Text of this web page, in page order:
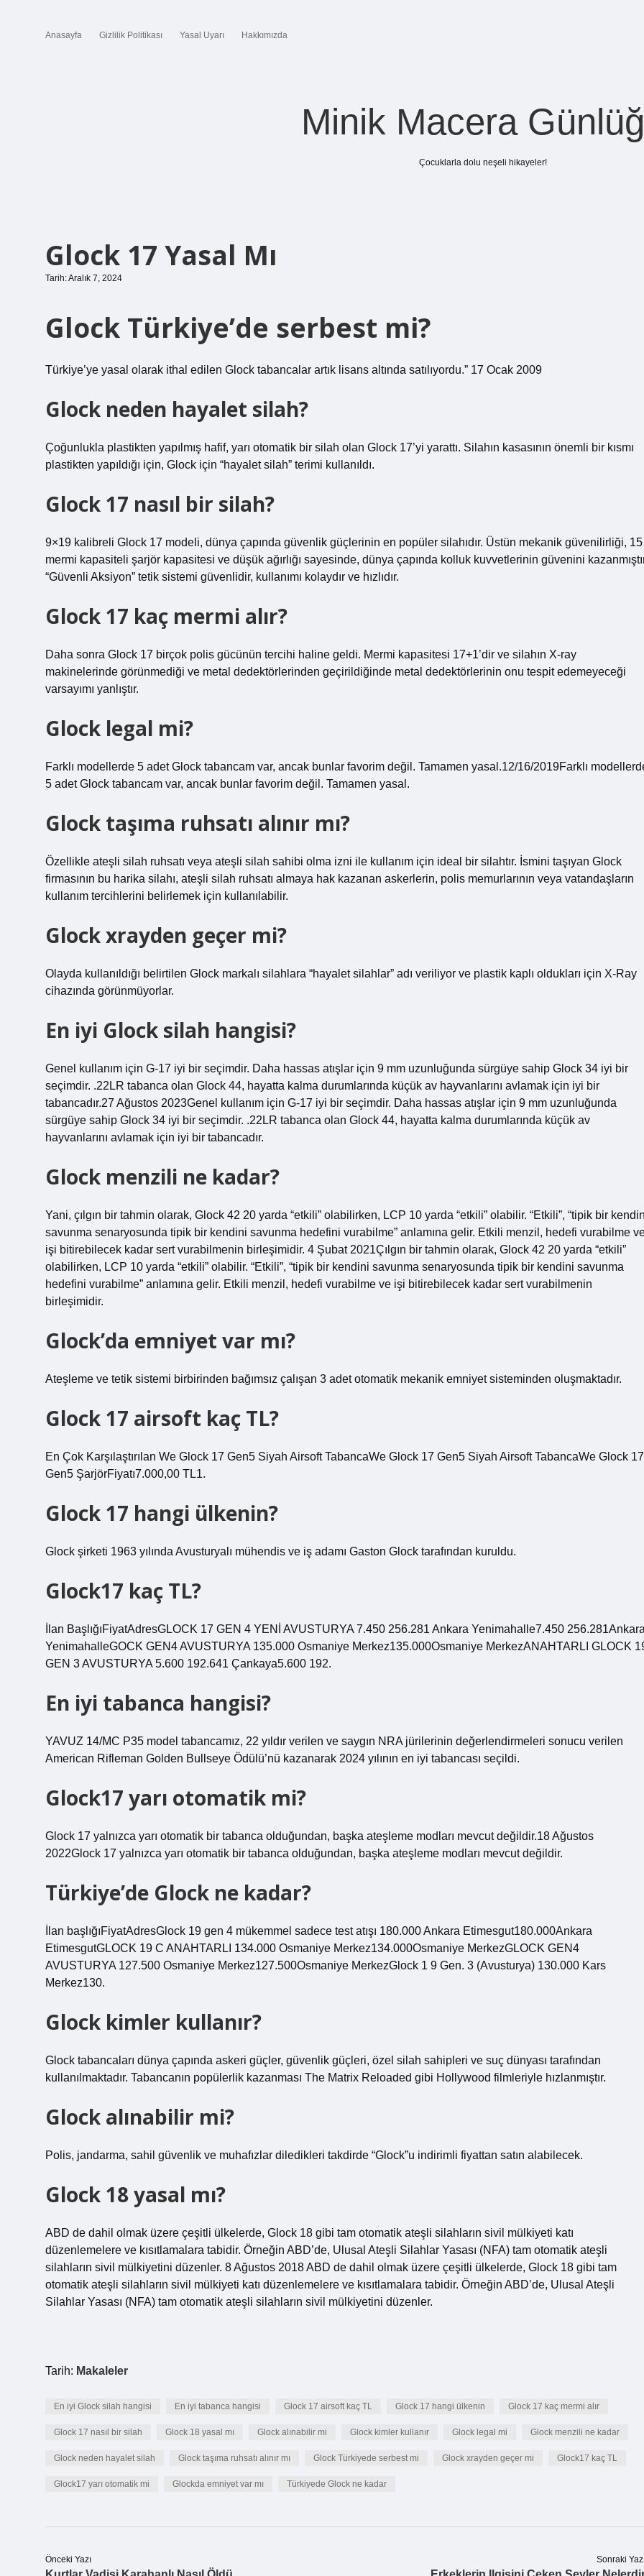
Anasayfa Gizlilik Politikası Yasal Uyarı Hakkımızda
Minik Macera
Çocuklarla dolu neşeli hikayeler!
Glock 17 Yasal Mı
Tarih: Aralık 7, 2024
Glock Türkiye’de serbest mi?
Türkiye’ye yasal olarak ithal edilen Glock tabancalar artık lisans altında satılıyordu.” 17 Ocak 2009
Glock neden hayalet silah?
Çoğunlukla plastikten yapılmış hafif, yarı otomatik bir silah olan Glock 17’yi yarattı. Silahın kasasının önemli bir kısmı
plastikten yapıldığı için, Glock için “hayalet silah” terimi kullanıldı.
Glock 17 nasıl bir silah?
9×19 kalibreli Glock 17 modeli, dünya çapında güvenlik güçlerinin en popüler silahıdır. Üstün mekanik güvenilirliği, 15
mermi kapasiteli şarjör kapasitesi ve düşük ağırlığı sayesinde, dünya çapında kolluk kuvvetlerinin güvenini
“Güvenli Aksiyon” tetik sistemi güvenlidir, kullanımı kolaydır ve hızlıdır.
Glock 17 kaç mermi alır?
Daha sonra Glock 17 birçok polis gücünün tercihi haline geldi. Mermi kapasitesi 17+1’dir ve silahın X-ray
makinelerinde görünmediği ve metal dedektörlerinden geçirildiğinde metal dedektörlerinin onu tespit edemeyeceği
varsayımı yanlıştır.
Glock legal mi?
Farklı modellerde 5 adet Glock tabancam var, ancak bunlar favorim değil. Tamamen yasal.12/16/2019Farklı
5 adet Glock tabancam var, ancak bunlar favorim değil. Tamamen yasal.
Glock taşıma ruhsatı alınır mı?
Özellikle ateşli silah ruhsatı veya ateşli silah sahibi olma izni ile kullanım için ideal bir silahtır. İsmini taşıyan Glock
firmasının bu harika silahı, ateşli silah ruhsatı almaya hak kazanan askerlerin, polis memurlarının veya vatandaşların
kullanım tercihlerini belirlemek için kullanılabilir.
Glock xrayden geçer mi?
Olayda kullanıldığı belirtilen Glock markalı silahlara “hayalet silahlar” adı veriliyor ve plastik kaplı oldukları için X-Ray
cihazında görünmüyorlar.
En iyi Glock silah hangisi?
Genel kullanım için G-17 iyi bir seçimdir. Daha hassas atışlar için 9 mm uzunluğunda sürgüye sahip Glock 34 iyi bir
seçimdir. .22LR tabanca olan Glock 44, hayatta kalma durumlarında küçük av hayvanlarını avlamak için iyi bir
tabancadır.27 Ağustos 2023Genel kullanım için G-17 iyi bir seçimdir. Daha hassas atışlar için 9 mm uzunluğunda
sürgüye sahip Glock 34 iyi bir seçimdir. .22LR tabanca olan Glock 44, hayatta kalma durumlarında küçük av
hayvanlarını avlamak için iyi bir tabancadır.
Glock menzili ne kadar?
Yani, çılgın bir tahmin olarak, Glock 42 20 yarda “etkili” olabilirken, LCP 10 yarda “etkili” olabilir. “Etkili”, “tipik bir
savunma senaryosunda tipik bir kendini savunma hedefini vurabilme” anlamına gelir. Etkili menzil, hedefi vurabilme
işi bitirebilecek kadar sert vurabilmenin birleşimidir. 4 Şubat 2021Çılgın bir tahmin olarak, Glock 42 20 yarda “etkili”
olabilirken, LCP 10 yarda “etkili” olabilir. “Etkili”, “tipik bir kendini savunma senaryosunda tipik bir kendini savunma
hedefini vurabilme” anlamına gelir. Etkili menzil, hedefi vurabilme ve işi bitirebilecek kadar sert vurabilmenin
birleşimidir.
Glock’da emniyet var mı?
Ateşleme ve tetik sistemi birbirinden bağımsız çalışan 3 adet otomatik mekanik emniyet sisteminden oluşmaktadır.
Glock 17 airsoft kaç TL?
En Çok Karşılaştırılan We Glock 17 Gen5 Siyah Airsoft TabancaWe Glock 17 Gen5 Siyah Airsoft TabancaWe Glock 17
Gen5 ŞarjörFiyatı7.000,00 TL1.
Glock 17 hangi ülkenin?
Glock şirketi 1963 yılında Avusturyalı mühendis ve iş adamı Gaston Glock tarafından kuruldu.
Glock17 kaç TL?
İlan BaşlığıFiyatAdresGLOCK 17 GEN 4 YENİ AVUSTURYA 7.450 256.281 Ankara Yenimahalle7.450
YenimahalleGOCK GEN4 AVUSTURYA 135.000 Osmaniye Merkez135.000Osmaniye MerkezANAHTARLI GLOCK
GEN 3 AVUSTURYA 5.600 192.641 Çankaya5.600 192.
En iyi tabanca hangisi?
YAVUZ 14/MC P35 model tabancamız, 22 yıldır verilen ve saygın NRA jürilerinin değerlendirmeleri sonucu verilen
American Rifleman Golden Bullseye Ödülü’nü kazanarak 2024 yılının en iyi tabancası seçildi.
Glock17 yarı otomatik mi?
Glock 17 yalnızca yarı otomatik bir tabanca olduğundan, başka ateşleme modları mevcut değildir.18 Ağustos
2022Glock 17 yalnızca yarı otomatik bir tabanca olduğundan, başka ateşleme modları mevcut değildir.
Türkiye’de Glock ne kadar?
İlan başlığıFiyatAdresGlock 19 gen 4 mükemmel sadece test atışı 180.000 Ankara Etimesgut180.000Ankara
EtimesgutGLOCK 19 C ANAHTARLI 134.000 Osmaniye Merkez134.000Osmaniye MerkezGLOCK GEN4
AVUSTURYA 127.500 Osmaniye Merkez127.500Osmaniye MerkezGlock 1 9 Gen. 3 (Avusturya) 130.000 Kars
Merkez130.
Glock kimler kullanır?
Glock tabancaları dünya çapında askeri güçler, güvenlik güçleri, özel silah sahipleri ve suç dünyası tarafından
kullanılmaktadır. Tabancanın popülerlik kazanması The Matrix Reloaded gibi Hollywood filmleriyle hızlanmıştır.
Glock alınabilir mi?
Polis, jandarma, sahil güvenlik ve muhafızlar diledikleri takdirde “Glock”u indirimli fiyattan satın alabilecek.
Glock 18 yasal mı?
ABD de dahil olmak üzere çeşitli ülkelerde, Glock 18 gibi tam otomatik ateşli silahların sivil mülkiyeti katı
düzenlemelere ve kısıtlamalara tabidir. Örneğin ABD’de, Ulusal Ateşli Silahlar Yasası (NFA) tam otomatik ateşli
silahların sivil mülkiyetini düzenler. 8 Ağustos 2018 ABD de dahil olmak üzere çeşitli ülkelerde, Glock 18 gibi tam
otomatik ateşli silahların sivil mülkiyeti katı düzenlemelere ve kısıtlamalara tabidir. Örneğin ABD’de, Ulusal Ateşli
Silahlar Yasası (NFA) tam otomatik ateşli silahların sivil mülkiyetini düzenler.
Tarih: Makaleler
En iyi Glock silah hangisi En iyi tabanca hangisi Glock 17 airsoft kaç TL Glock 17 hangi ülkenin Glock 17 kaç mermi alır
Glock 17 nasıl bir silah Glock 18 yasal mı Glock alınabilir mi Glock kimler kullanır Glock legal mi Glock menzili ne kadar
Glock neden hayalet silah Glock taşıma ruhsatı alınır mı Glock Türkiyede serbest mi Glock xrayden geçer mi Glock17 kaç TL
Glock17 yarı otomatik mi Glockda emniyet var mı Türkiyede Glock ne kadar
Önceki Yazı Sonraki